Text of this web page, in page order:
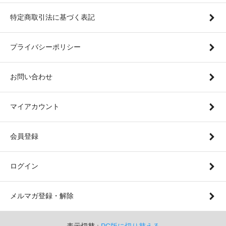
特定商取引法に基づく表記
プライバシーポリシー
お問い合わせ
マイアカウント
会員登録
ログイン
メルマガ登録・解除